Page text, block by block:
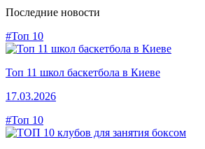
Последние новости
#Топ 10
Топ 11 школ баскетбола в Киеве
17.03.2026
#Топ 10